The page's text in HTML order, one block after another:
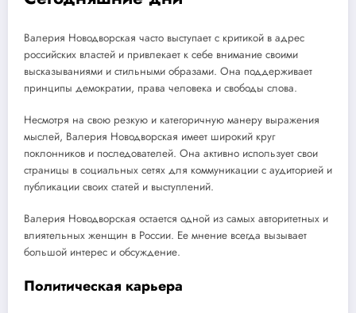
Валерия Новодворская часто выступает с критикой в адрес
российских властей и привлекает к себе внимание своими
высказываниями и стильными образами. Она поддерживает
принципы демократии, права человека и свободы слова.
Несмотря на свою резкую и категоричную манеру выражения
мыслей, Валерия Новодворская имеет широкий круг
поклонников и последователей. Она активно использует свои
страницы в социальных сетях для коммуникации с аудиторией и
публикации своих статей и выступлений.
Валерия Новодворская остается одной из самых авторитетных и
влиятельных женщин в России. Ее мнение всегда вызывает
большой интерес и обсуждение.
Политическая карьера